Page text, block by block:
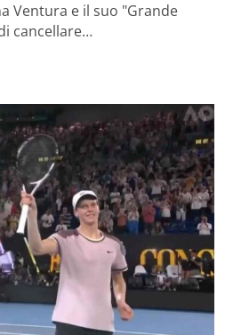
Ventura e il suo "Grande
cancellare…